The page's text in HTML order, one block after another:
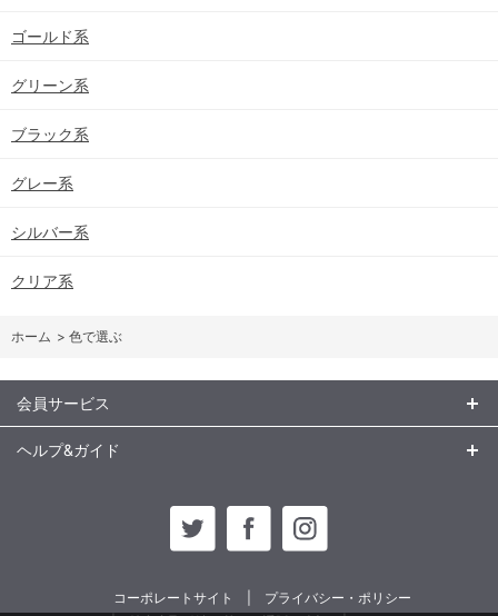
ゴールド系
グリーン系
ブラック系
グレー系
シルバー系
クリア系
ホーム > 色で選ぶ
会員サービス
ヘルプ&ガイド
コーポレートサイト
プライバシー・ポリシー